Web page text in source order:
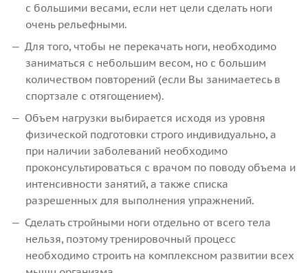
с большими весами, если нет цели сделать ноги
очень рельефными.
Для того, чтобы не перекачать ноги, необходимо
заниматься с небольшим весом, но с большим
количеством повторений (если Вы занимаетесь в
спортзале с отягощением).
Объем нагрузки выбирается исходя из уровня
физической подготовки строго индивидуально, а
при наличии заболеваний необходимо
проконсультироваться с врачом по поводу объема и
интенсивности занятий, а также списка
разрешенных для выполнения упражнений.
Сделать стройными ноги отдельно от всего тела
нельзя, поэтому тренировочный процесс
необходимо строить на комплексном развитии всех